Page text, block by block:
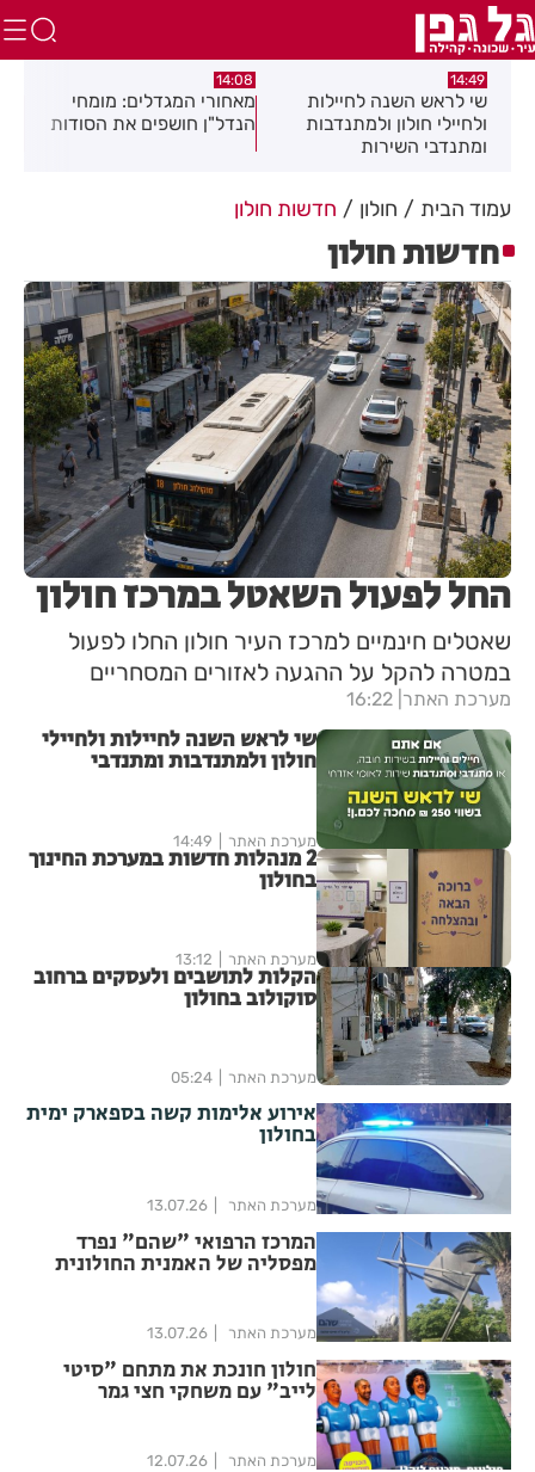
14:49
שי לראש השנה לחיילות
ולחיילי חולון ולמתנדבות
ומתנדבי השירות
14:08
מאחורי המגדלים: מומחי
הנדל"ן חושפים את הסודות
עמוד הבית חולון חדשות חולון
חדשות חולון
החל לפעול השאטל במרכז חולון
שאטלים חינמיים למרכז העיר חולון החלו לפעול
במטרה להקל על ההגעה לאזורים המסחריים
מערכת האתר 16:22
שי לראש השנה לחיילות ולחיילי
חולון ולמתנדבות ומתנדבי
מערכת האתר 14:49
2 מנהלות חדשות במערכת החינוך
בחולון
מערכת האתר 13:12
הקלות לתושבים ולעסקים ברחוב
סוקולוב בחולון
מערכת האתר 05:24
אירוע אלימות קשה בספארק ימית
בחולון
מערכת האתר 13.07.26
המרכז הרפואי "שהם" נפרד
מפסליה של האמנית החולונית
מערכת האתר 13.07.26
חולון חונכת את מתחם "סיטי
לייב" עם משחקי חצי גמר
מערכת האתר 12.07.26